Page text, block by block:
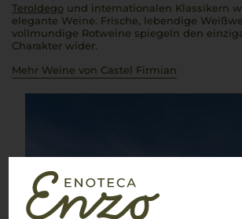
Teroldego und internationalen Klassikern
elegante Weine. Frische, lebendige
vollmundige Rotweine spiegeln den
Charakter wider.
Mehr Weine von Castel Firmian